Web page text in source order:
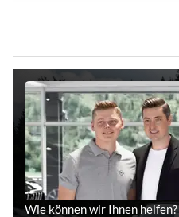
Wie können wir Ihnen helfen?